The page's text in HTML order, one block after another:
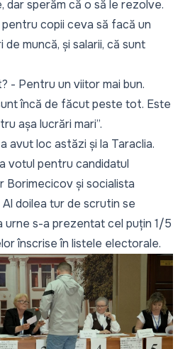
dar sperăm că o să le rezolve.
pentru copii ceva să facă un
de muncă, și salarii, că sunt
- Pentru un viitor mai bun.
încă de făcut peste tot. Este
așa lucrări mari”.
avut loc astăzi și la Taraclia.
votul pentru candidatul
Borimecicov și socialista
doilea tur de scrutin se
urne s-a prezentat cel puțin 1/5
înscrise în listele electorale.